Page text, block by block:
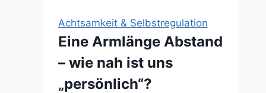
Achtsamkeit & Selbstregulation
Eine Armlänge Abstand
– wie nah ist uns
„persönlich“?